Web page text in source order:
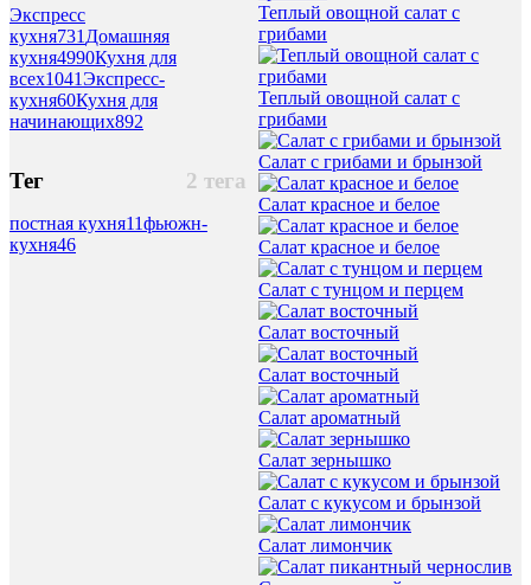
Экспресс
кухня731 Домашняя
кухня4990Кухня для
всех1041 Экспресс-
кухня60Кухня для
начинающих892
2 тега
Тег
постная кухня11фьюжн-
кухня46
Теплый овощной салат с
грибами
Теплый овощной салат с
грибами
Салат с грибами и брынзой
Салат красное и белое
Салат красное и белое
Салат с тунцом и перцем
Салат восточный
Салат восточный
Салат ароматный
Салат зернышко
Салат с кукусом и брынзой
Салат лимончик